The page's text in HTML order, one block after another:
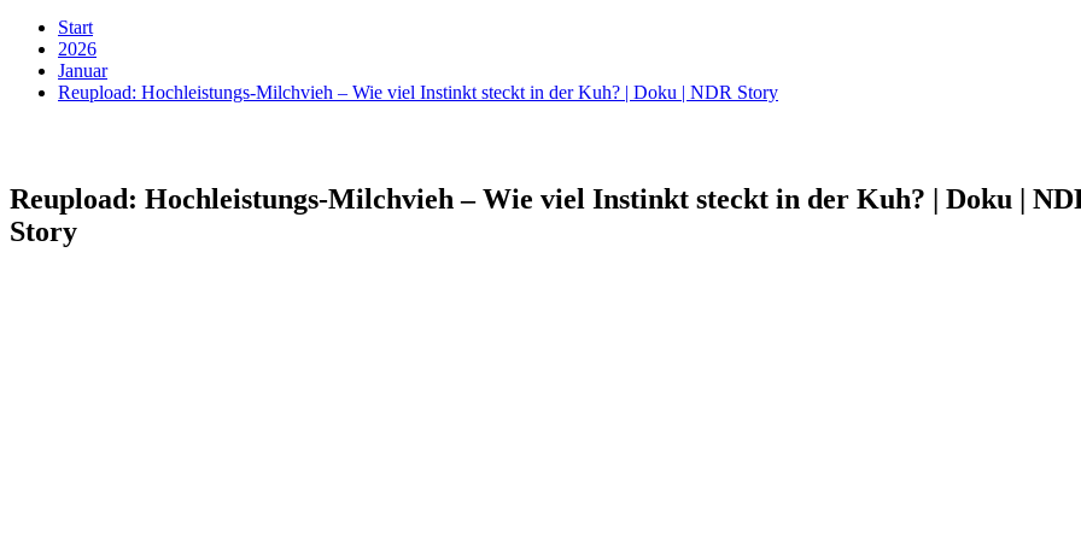
Start
2026
Januar
Reupload: Hochleistungs-Milchvieh – Wie viel Instinkt steckt in der Kuh? | Doku | NDR Story
Reupload: Hochleistungs-Milchvieh – Wie viel Instinkt steckt in der Kuh? | Doku |
Story